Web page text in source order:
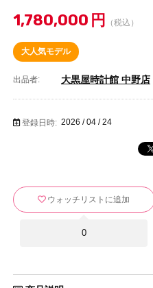
1,780,000 円 （税込）
大人気モデル
出品者: 大黒屋時計館 中野店
登録日時: 2026 / 04 / 24
ウォッチリストに追加
0